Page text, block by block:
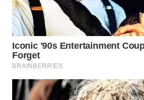
SAMOSIR
WN
PADANG
LAWAS
WN
SUMEDANG